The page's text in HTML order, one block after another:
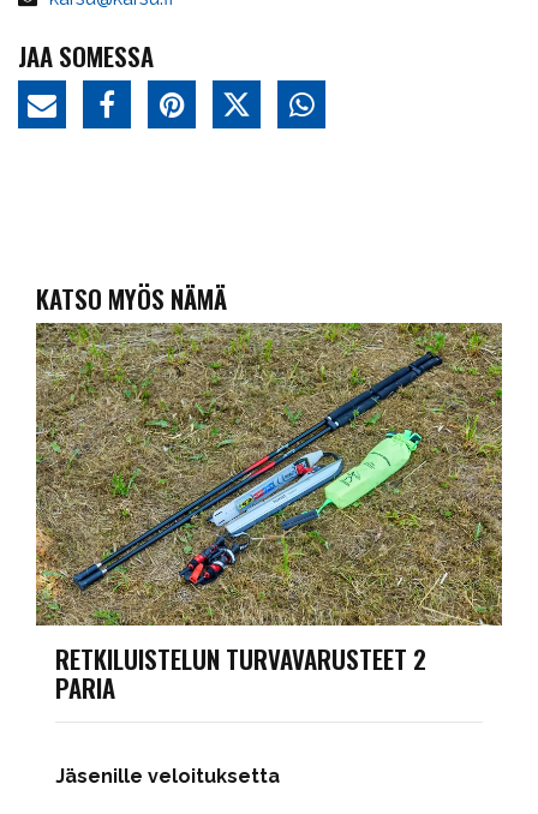
JAA SOMESSA
KATSO MYÖS NÄMÄ
RETKILUISTELUN TURVAVARUSTEET 2
PARIA
Jäsenille veloituksetta